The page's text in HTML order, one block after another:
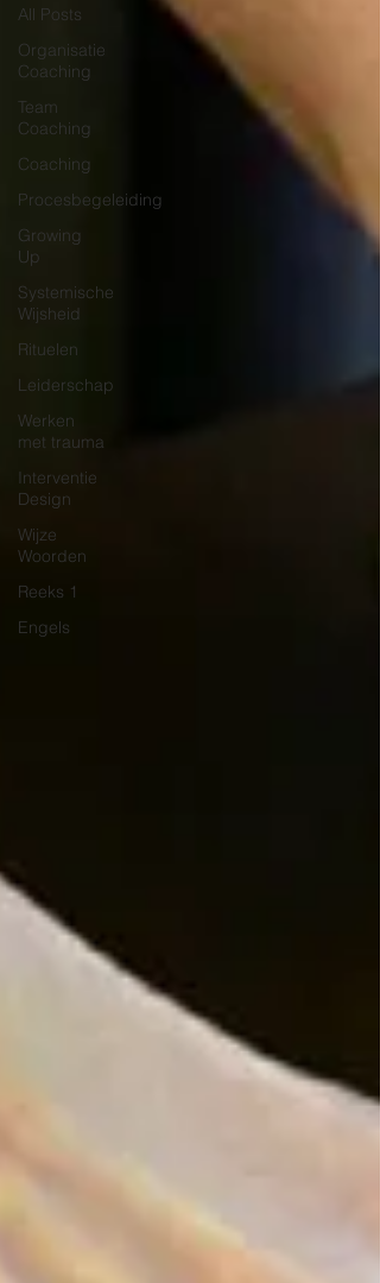
All Posts
Organisatie
Coaching
Team
Coaching
Coaching
Procesbegeleiding
Growing
Up
Systemische
Wijsheid
Rituelen
Leiderschap
Werken
met trauma
Interventie
Design
Wijze
Woorden
Reeks 1
Engels